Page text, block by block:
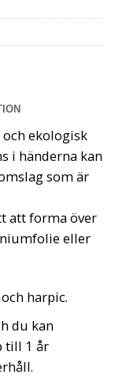
och ekologisk
i händerna kan
som är
att forma över
eller
harpic.
du kan
till 1 år